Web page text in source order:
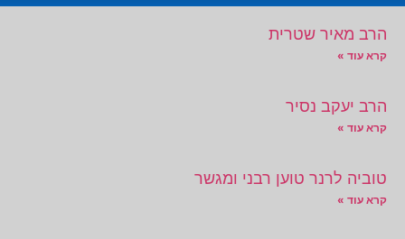
הרב מאיר שטרית
קרא עוד »
הרב יעקב נסיר
קרא עוד »
טוביה לרנר טוען רבני ומגשר
קרא עוד »